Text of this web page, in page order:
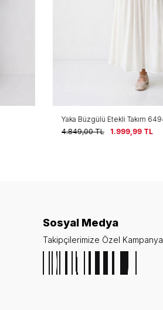
Yaka Büzgülü Etekli Takım 6494
4.849,00TL 1.999,99TL
Sosyal Medya
Takipçilerimize Özel